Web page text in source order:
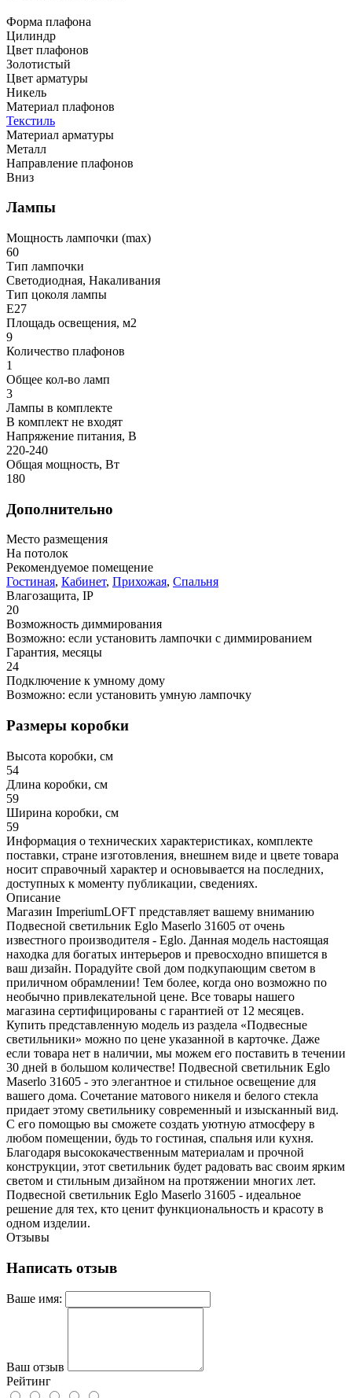
Форма плафона
Цилиндр
Цвет плафонов
Золотистый
Цвет арматуры
Никель
Материал плафонов
Текстиль
Материал арматуры
Металл
Направление плафонов
Вниз
Лампы
Мощность лампочки (max)
60
Тип лампочки
Светодиодная, Накаливания
Тип цоколя лампы
E27
Площадь освещения, м2
9
Количество плафонов
1
Общее кол-во ламп
3
Лампы в комплекте
В комплект не входят
Напряжение питания, В
220-240
Общая мощность, Вт
180
Дополнительно
Место размещения
На потолок
Рекомендуемое помещение
Гостиная, Кабинет, Прихожая, Спальня
Влагозащита, IP
20
Возможность диммирования
Возможно: если установить лампочки с диммированием
Гарантия, месяцы
24
Подключение к умному дому
Возможно: если установить умную лампочку
Размеры коробки
Высота коробки, см
54
Длина коробки, см
59
Ширина коробки, см
59
Информация о технических характеристиках, комплекте
поставки, стране изготовления, внешнем виде и цвете товара
носит справочный характер и основывается на последних,
доступных к моменту публикации, сведениях.
Описание
Магазин ImperiumLOFT представляет вашему вниманию
Подвесной светильник Eglo Maserlo 31605 от очень
известного производителя - Eglo. Данная модель настоящая
находка для богатых интерьеров и превосходно впишется в
ваш дизайн. Порадуйте свой дом подкупающим светом в
приличном обрамлении! Тем более, когда оно возможно по
необычно привлекательной цене. Все товары нашего
магазина сертифицированы с гарантией от 12 месяцев.
Купить представленную модель из раздела «Подвесные
светильники» можно по цене указанной в карточке. Даже
если товара нет в наличии, мы можем его поставить в течении
30 дней в большом количестве! Подвесной светильник Eglo
Maserlo 31605 - это элегантное и стильное освещение для
вашего дома. Сочетание матового никеля и белого стекла
придает этому светильнику современный и изысканный вид.
С его помощью вы сможете создать уютную атмосферу в
любом помещении, будь то гостиная, спальня или кухня.
Благодаря высококачественным материалам и прочной
конструкции, этот светильник будет радовать вас своим ярким
светом и стильным дизайном на протяжении многих лет.
Подвесной светильник Eglo Maserlo 31605 - идеальное
решение для тех, кто ценит функциональность и красоту в
одном изделии.
Отзывы
Написать отзыв
Ваше имя:
Ваш отзыв
Рейтинг